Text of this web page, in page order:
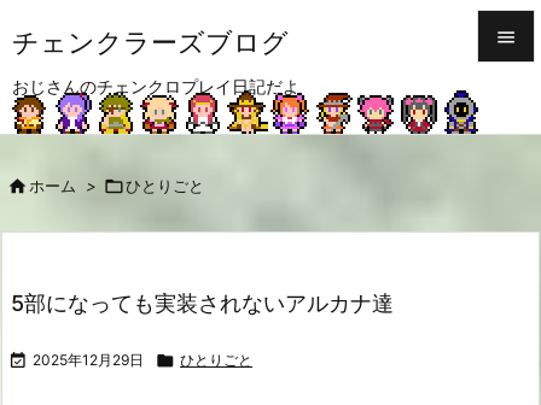
チェンクラーズブログ
おじさんのチェンクロプレイ日記だよ

前へ
 ホーム > ひとりごと
5部になっても実装されないアルカナ達
 2025年12月29日  ひとりごと